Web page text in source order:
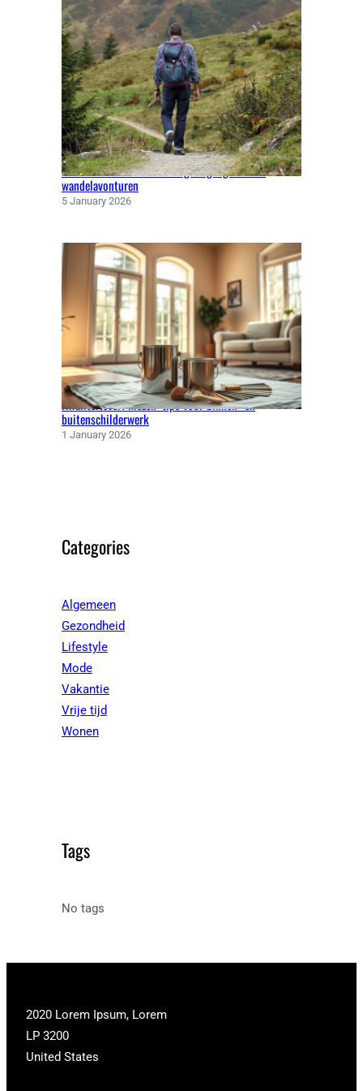
Klaar voor elk weer: kleding en gadgets voor
wandelavonturen
5 January 2026
Kwaliteitsverf kiezen: tips voor binnen- en
buitenschilderwerk
1 January 2026
Categories
Algemeen
Gezondheid
Lifestyle
Mode
Vakantie
Vrije tijd
Wonen
Tags
No tags
2020 Lorem Ipsum, Lorem
LP 3200
United States